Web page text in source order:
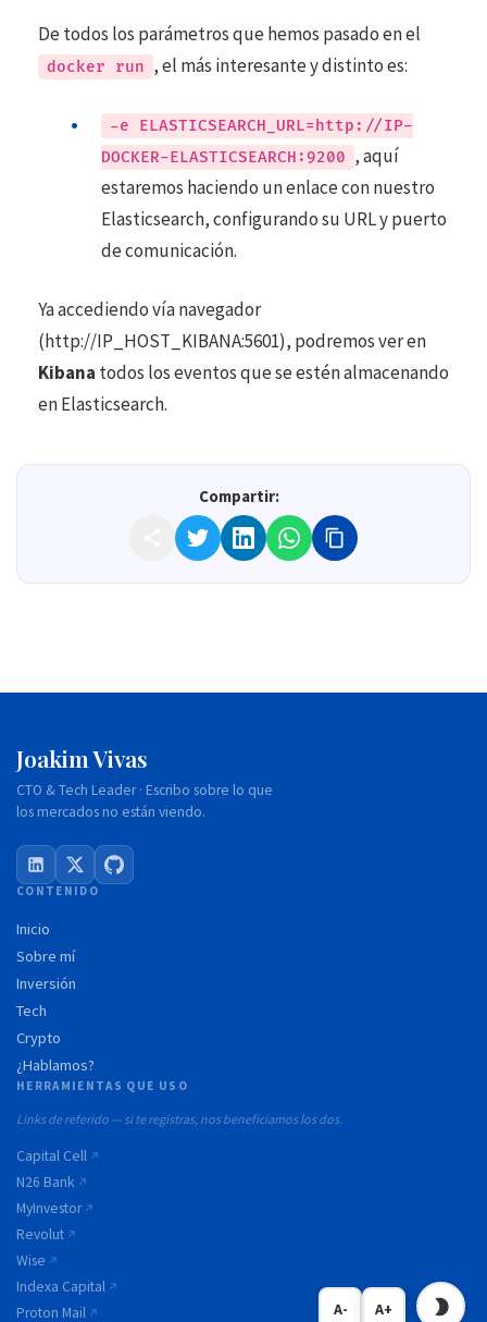
De todos los parámetros que hemos pasado en el
docker run , el más interesante y distinto es:
-e ELASTICSEARCH_URL=http://IP-
DOCKER-ELASTICSEARCH:9200 , aquí
estaremos haciendo un enlace con nuestro
Elasticsearch, configurando su URL y puerto
de comunicación.
Ya accediendo vía navegador
(http://IP_HOST_KIBANA:5601), podremos ver en
Kibana todos los eventos que se estén almacenando
en Elasticsearch.
Compartir:
Joakim Vivas
CTO & Tech Leader · Escribo sobre lo que
los mercados no están viendo.
CONTENIDO
Inicio
Sobre mí
Inversión
Tech
Crypto
¿Hablamos?
HERRAMIENTAS QUE USO
Links de referido — si te registras, nos beneficiamos los dos.
Capital Cell
N26 Bank
MyInvestor
Revolut
Wise
Indexa Capital
Proton Mail
A- A+